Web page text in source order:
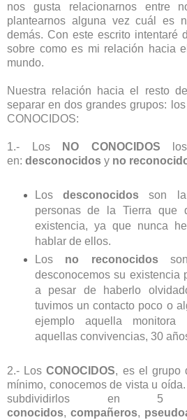
nos gusta relacionarnos entre
plantearnos alguna vez cuál es
demás. Con este escrito intentaré
sobre como es mi relación hacia
mundo.
Nuestra relación hacia el resto
separar en dos grandes grupos:
CONOCIDOS:
1.- Los NO CONOCIDOS los
en: desconocidos y no
Los desconocidosson la
personas de la Tierra que
existencia, ya que nunca
hablar de ellos.
Los no reconocidosson
desconocemos su existencia
a pesar de haberlo
tuvimos un contacto poco o
ejemplo aquella
aquellas convivencias, 30
2.- LosCONOCIDOS, es el grupo
mínimo, conocemos de vista u
subdividirlos en
conocidos, compañeros,